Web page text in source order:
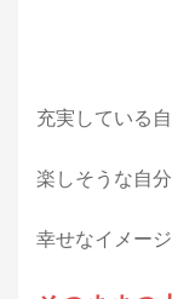
充実している
楽しそうな自分
幸せなイメー